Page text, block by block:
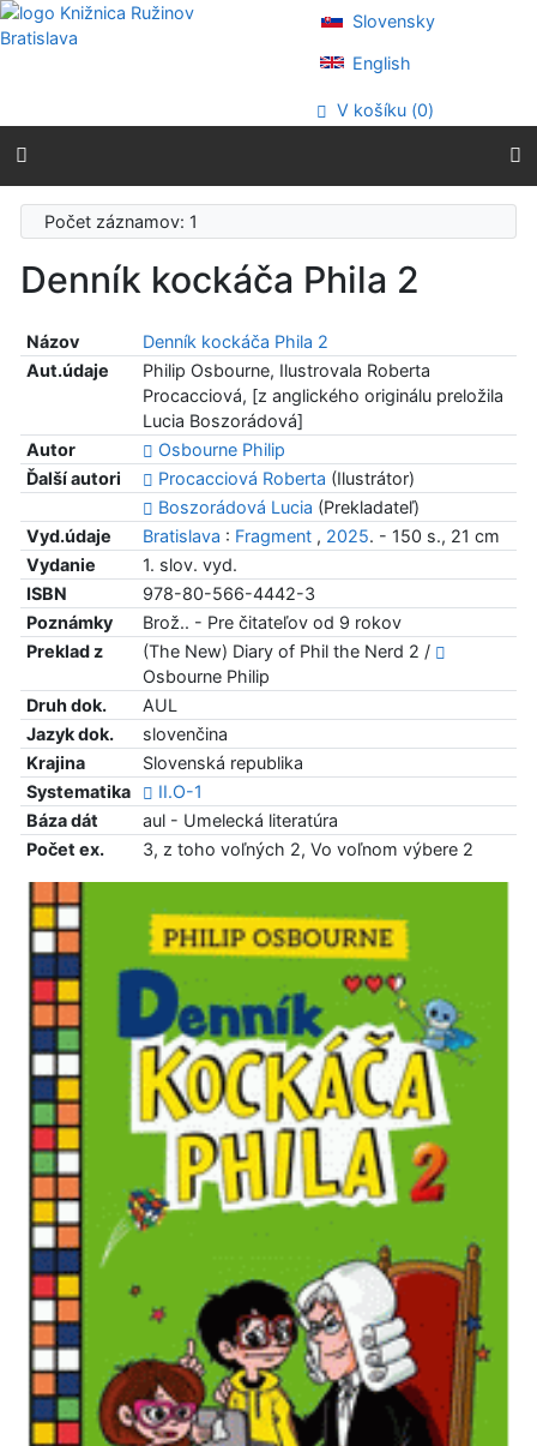
Prejsť na obsah
Prejsť na menu
Prehlásenie o webovej prístupnosti
Slovensky
English
V košíku (0)
Počet záznamov: 1
Denník kockáča Phila 2
Názov
Denník kockáča Phila 2
Aut.údaje
Philip Osbourne, Ilustrovala Roberta
Procacciová, [z anglického originálu preložila
Lucia Boszorádová]
Autor
Osbourne Philip
Ďalší autori
Procacciová Roberta (Ilustrátor)
Boszorádová Lucia (Prekladateľ)
Vyd.údaje
Bratislava : Fragment, 2025. - 150 s., 21 cm
Vydanie
1. slov. vyd.
ISBN
978-80-566-4442-3
Poznámky
Brož.. - Pre čitateľov od 9 rokov
Preklad z
(The New) Diary of Phil the Nerd 2 /
Osbourne Philip
Druh dok.
AUL
Jazyk dok.
slovenčina
Krajina
Slovenská republika
Systematika
II.O-1
Báza dát
aul - Umelecká literatúra
Počet ex.
3, z toho voľných 2, Vo voľnom výbere 2